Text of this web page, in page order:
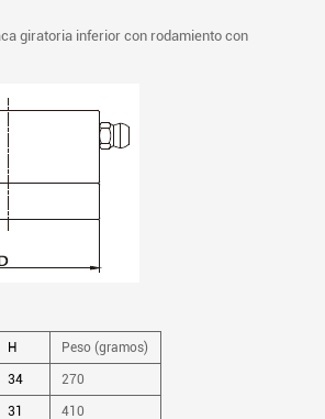
giratoria inferior con rodamiento con
H Peso (gramos)
34 270
31 410